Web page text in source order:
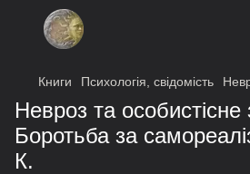
Книги Психологія, свідомість
Невроз та особистісне
Боротьба за
К.